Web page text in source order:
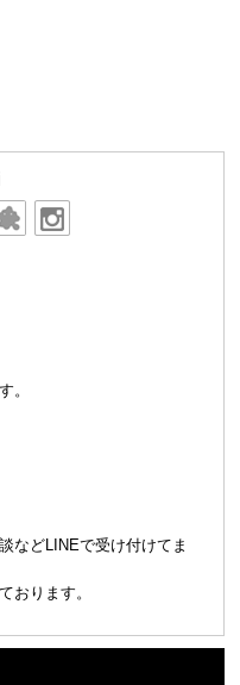
。
などLINEで受け付けてま
おります。